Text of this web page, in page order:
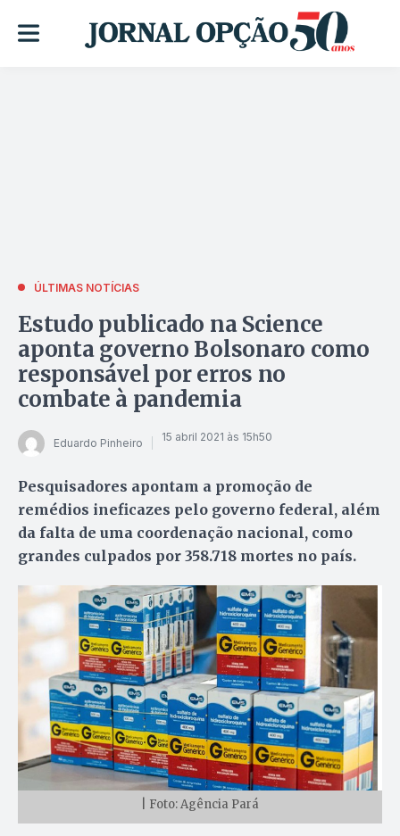
ÚLTIMAS NOTÍCIAS
Estudo publicado na Science
aponta governo Bolsonaro como
responsável por erros no
combate à pandemia
Eduardo Pinheiro 15 abril 2021 às 15h50
Pesquisadores apontam a promoção de
remédios ineficazes pelo governo federal, além
da falta de uma coordenação nacional, como
grandes culpados por 358.718 mortes no país.
| Foto: Agência Pará